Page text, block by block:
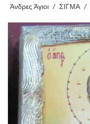
Άνδρες Άγιοι / ΣΙΓΜΑ /